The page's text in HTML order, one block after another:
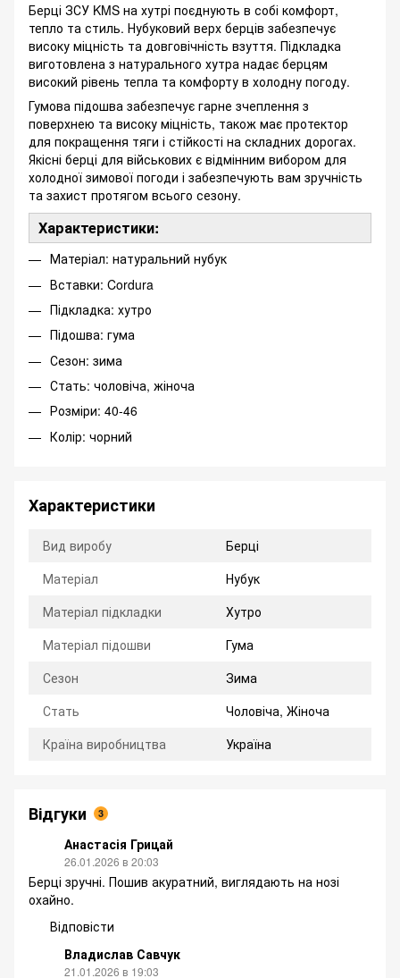
Берці ЗСУ KMS на хутрі поєднують в собі комфорт,
тепло та стиль. Нубуковий верх берців забезпечує
високу міцність та довговічність взуття. Підкладка
виготовлена з натурального хутра надає берцям
високий рівень тепла та комфорту в холодну погоду.
Гумова підошва забезпечує гарне зчеплення з
поверхнею та високу міцність, також має протектор
для покращення тяги і стійкості на складних дорогах.
Якісні берці для військових є відмінним вибором для
холодної зимової погоди і забезпечують вам зручність
та захист протягом всього сезону.
Характеристики:
Матеріал: натуральний нубук
Вставки: Cordura
Підкладка: хутро
Підошва: гума
Сезон: зима
Стать: чоловіча, жіноча
Розміри: 40-46
Колір: чорний
Характеристики
Вид виробу
Берці
Матеріал
Нубук
Матеріал підкладки
Хутро
Матеріал підошви
Гума
Сезон
Зима
Стать
Чоловіча, Жіноча
Країна виробництва
Україна
Відгуки 3
Анастасія Грицай
26.01.2026 в 20:03
Берці зручні. Пошив акуратний, виглядають на нозі
охайно.
Відповісти
Владислав Савчук
21.01.2026 в 19:03